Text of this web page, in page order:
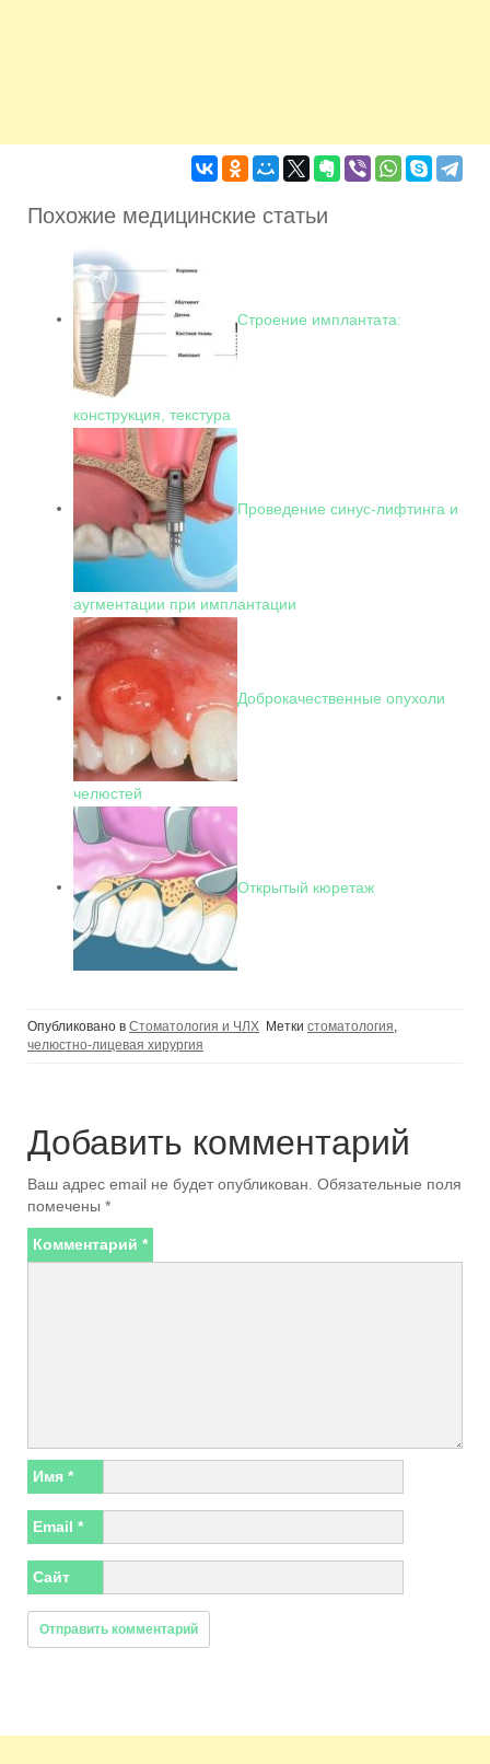
Похожие медицинские статьи
Строение имплантата:
конструкция, текстура
Проведение синус-лифтинга и
аугментации при имплантации
Доброкачественные опухоли
челюстей
Открытый кюретаж
Опубликовано в Стоматология и ЧЛХ Метки стоматология
челюстно-лицевая хирургия
Добавить комментарий
Ваш адрес email не будет опубликован. Обязательные поля
помечены *
Комментарий *
Имя *
Email *
Сайт